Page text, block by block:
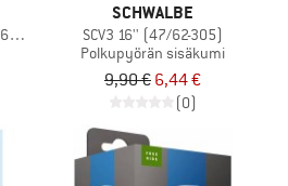
SCV19
SCHWALBE
SCV3 16'' (47/62-305)
Polkupyörän sisäkumi
9,90 € 6,44 €
(0)